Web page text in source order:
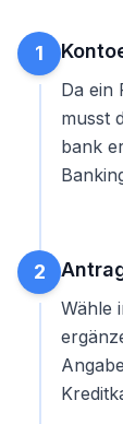
1
Da ein
musst
bank
2
Wähle